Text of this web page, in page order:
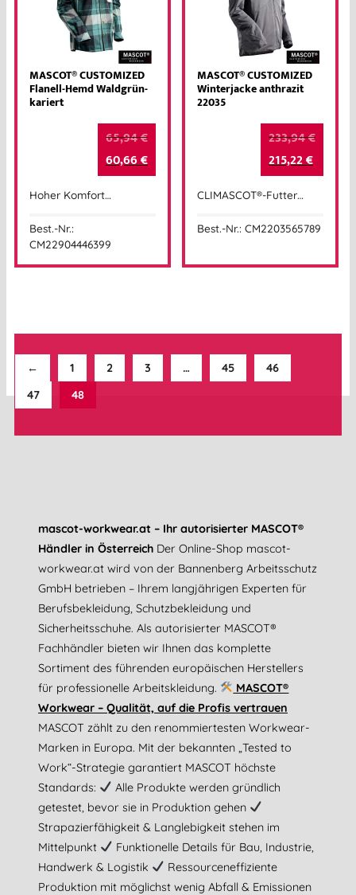
MASCOT® CUSTOMIZED
Flanell-Hemd Waldgrün-
kariert
65,94€
60,66€
Hoher Komfort…
Best.-Nr.:
CM22904446399
MASCOT® CUSTOMIZED
Winterjacke anthrazit
22035
233,94€
215,22€
CLIMASCOT®-Futter…
Best.-Nr.: CM2203565789
← 1 2 3 … 45
46
47
48
mascot-workwear.at – Ihr autorisierter MASCOT®
Händler in Österreich Der Online-Shop mascot-
workwear.at wird von der Bannenberg Arbeitsschutz
GmbH betrieben – Ihrem langjährigen Experten für
Berufsbekleidung, Schutzbekleidung und
Sicherheitsschuhe. Als autorisierter MASCOT®
Fachhändler bieten wir Ihnen das komplette
Sortiment des führenden europäischen Herstellers
für professionelle Arbeitskleidung.
MASCOT®
Workwear – Qualität, auf die Profis vertrauen
MASCOT zählt zu den renommiertesten Workwear-
Marken in Europa. Mit der bekannten „Tested to
Work“-Strategie garantiert MASCOT höchste
Standards:
Alle Produkte werden gründlich
getestet, bevor sie in Produktion gehen
Strapazierfähigkeit & Langlebigkeit stehen im
Mittelpunkt
Funktionelle Details für Bau, Industrie,
Handwerk & Logistik
Ressourceneffiziente
Produktion mit möglichst wenig Abfall & Emissionen